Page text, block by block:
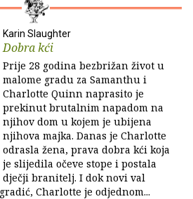
Karin Slaughter
Dobra kći
Prije 28 godina bezbrižan život u
malome gradu za Samanthu i
Charlotte Quinn naprasito je
prekinut brutalnim napadom na
njihov dom u kojem je ubijena
njihova majka. Danas je Charlotte
odrasla žena, prava dobra kći koja
je slijedila očeve stope i postala
dječji branitelj. I dok novi val
Charlotte je odjednom...